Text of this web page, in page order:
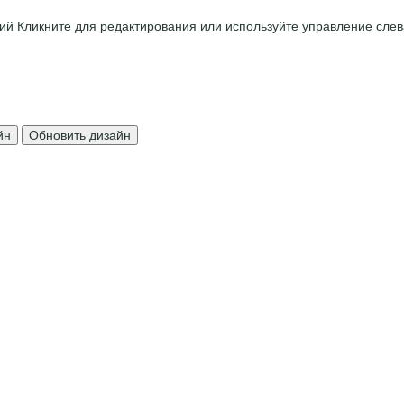
Кликните для редактирования или используйте управление
Обновить дизайн